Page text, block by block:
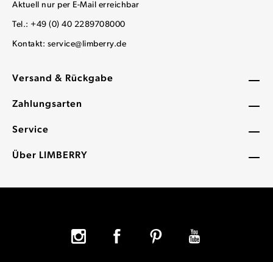
Versand & Rückgabe
Zahlungsarten
Service
Über LIMBERRY
Aktuell nur per E-Mail erreichbar
Tel.: +49 (0) 40 2289708000
Kontakt: service@limberry.de